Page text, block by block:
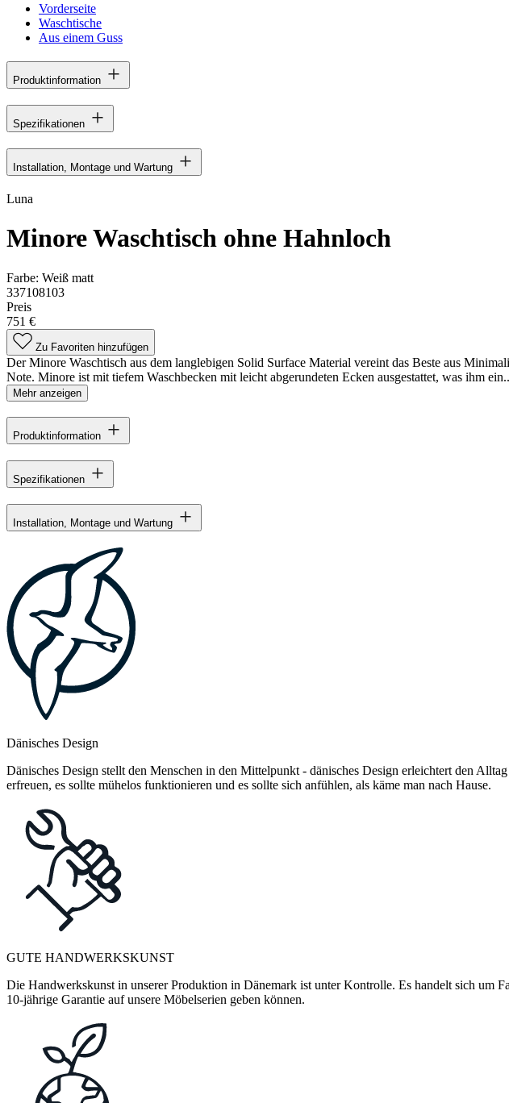
Vorderseite
Waschtische
Aus einem Guss
Produktinformation
Spezifikationen
Installation, Montage und Wartung
Luna
Minore Waschtisch ohne Hahnloch
Farbe: Weiß matt
337108103
Preis
751 €
Zu Favoriten hinzufügen
Der Minore Waschtisch aus dem langlebigen Solid Surface Material vereint das Beste aus
Note. Minore ist mit tiefem Waschbecken mit leicht abgerundeten Ecken ausgestattet, was ihm
Mehr anzeigen
Produktinformation
Spezifikationen
Installation, Montage und Wartung
Dänisches Design
Dänisches Design stellt den Menschen in den Mittelpunkt - dänisches Design erleichtert den
erfreuen, es sollte mühelos funktionieren und es sollte sich anfühlen, als käme man nach Hause.
GUTE HANDWERKSKUNST
Die Handwerkskunst in unserer Produktion in Dänemark ist unter Kontrolle. Es handelt sich um
10-jährige Garantie auf unsere Möbelserien geben können.